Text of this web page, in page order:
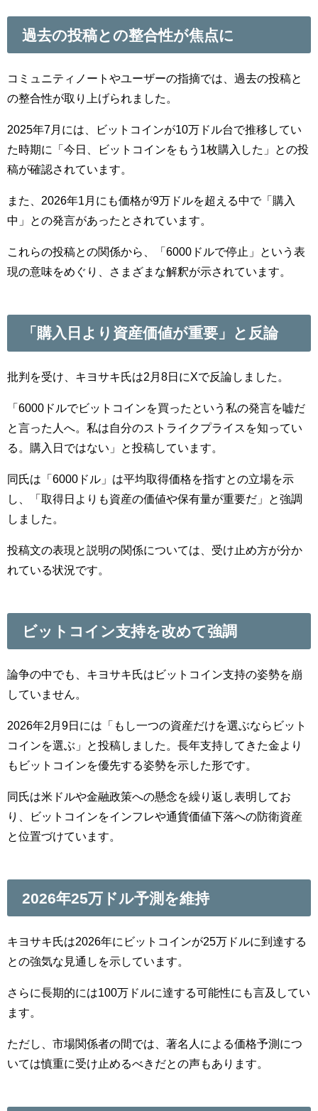
過去の投稿との整合性が焦点に
コミュニティノートやユーザーの指摘では、過去の投稿と
の整合性が取り上げられました。
2025年7月には、ビットコインが10万ドル台で推移してい
た時期に「今日、ビットコインをもう1枚購入した」との投
稿が確認されています。
また、2026年1月にも価格が9万ドルを超える中で「購入
中」との発言があったとされています。
これらの投稿との関係から、「6000ドルで停止」という表
現の意味をめぐり、さまざまな解釈が示されています。
「購入日より資産価値が重要」と反論
批判を受け、キヨサキ氏は2月8日にXで反論しました。
「6000ドルでビットコインを買ったという私の発言を嘘だ
と言った人へ。私は自分のストライクプライスを知ってい
る。購入日ではない」と投稿しています。
同氏は「6000ドル」は平均取得価格を指すとの立場を示
し、「取得日よりも資産の価値や保有量が重要だ」と強調
しました。
投稿文の表現と説明の関係については、受け止め方が分か
れている状況です。
ビットコイン支持を改めて強調
論争の中でも、キヨサキ氏はビットコイン支持の姿勢を崩
していません。
2026年2月9日には「もし一つの資産だけを選ぶならビット
コインを選ぶ」と投稿しました。長年支持してきた金より
もビットコインを優先する姿勢を示した形です。
同氏は米ドルや金融政策への懸念を繰り返し表明してお
り、ビットコインをインフレや通貨価値下落への防衛資産
と位置づけています。
2026年25万ドル予測を維持
キヨサキ氏は2026年にビットコインが25万ドルに到達する
との強気な見通しを示しています。
さらに長期的には100万ドルに達する可能性にも言及してい
ます。
ただし、市場関係者の間では、著名人による価格予測につ
いては慎重に受け止めるべきだとの声もあります。